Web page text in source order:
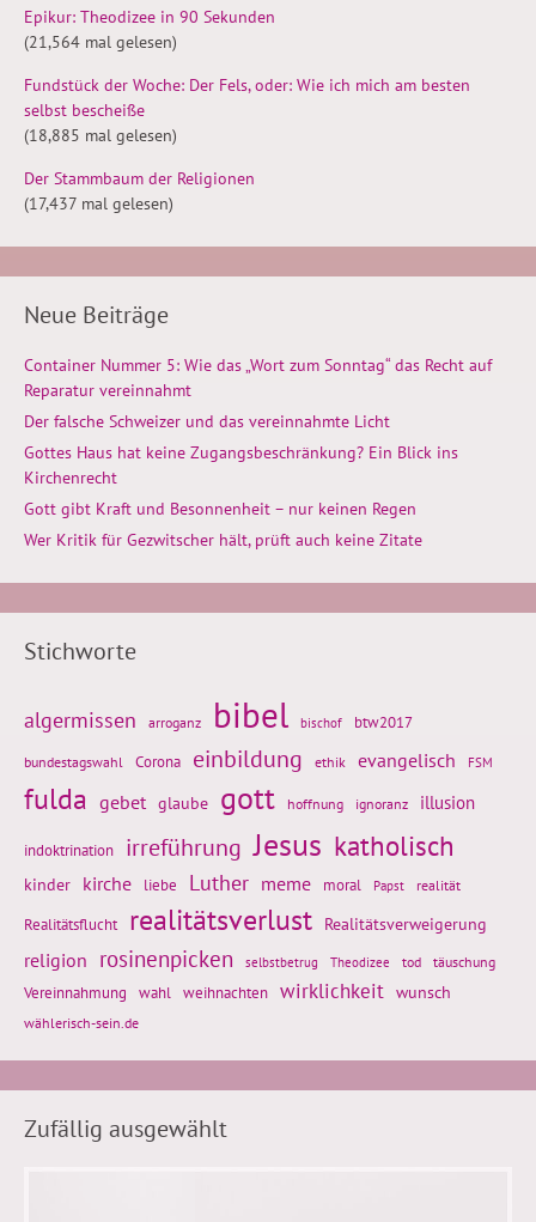
Epikur: Theodizee in 90 Sekunden
(21,564 mal gelesen)
Fundstück der Woche: Der Fels, oder: Wie ich mich am besten
selbst bescheiße
(18,885 mal gelesen)
Der Stammbaum der Religionen
(17,437 mal gelesen)
Neue Beiträge
Container Nummer 5: Wie das „Wort zum Sonntag“ das Recht auf
Reparatur vereinnahmt
Der falsche Schweizer und das vereinnahmte Licht
Gottes Haus hat keine Zugangsbeschränkung? Ein Blick ins
Kirchenrecht
Gott gibt Kraft und Besonnenheit – nur keinen Regen
Wer Kritik für Gezwitscher hält, prüft auch keine Zitate
Stichworte
algermissen arroganz bibel bischof btw2017
bundestagswahl Corona einbildung ethik evangelisch FSM
fulda gebet glaube gott hoffnung ignoranz illusion
indoktrination irreführung Jesus katholisch
kinder kirche liebe Luther meme moral Papst realität
Realitätsflucht realitätsverlust Realitätsverweigerung
religion rosinenpicken selbstbetrug Theodizee tod täuschung
Vereinnahmung wahl weihnachten wirklichkeit wunsch
wählerisch-sein.de
Zufällig ausgewählt